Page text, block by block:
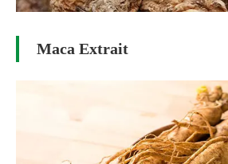
Maca Extrait